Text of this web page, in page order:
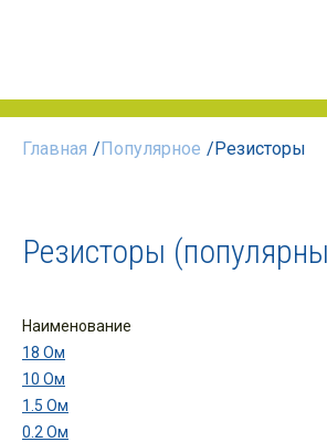
Главная /Популярное /Резисторы
Резисторы
Наименование
18 Ом
10 Ом
1.5 Ом
0.2 Ом